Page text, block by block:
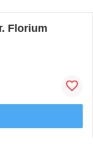
Florium